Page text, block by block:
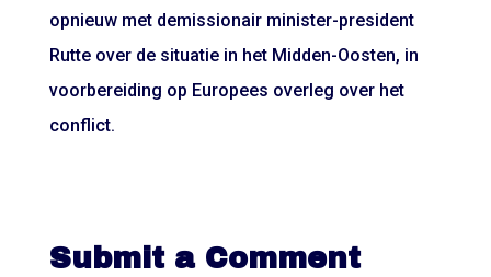
opnieuw met demissionair minister-president
Rutte over de situatie in het Midden-Oosten, in
voorbereiding op Europees overleg over het
conflict.
Submit a Comment